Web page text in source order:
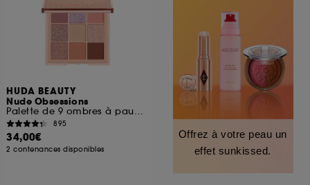
HUDA BEAUTY
Nude Obsessions
Palette de 9 ombres à paupières
895
34,00€
2 contenances disponibles
Offrez à votre peau un
effet sunkissed.